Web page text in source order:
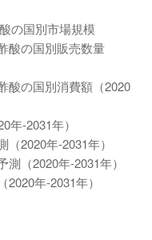
の国別市場規模
酸の国別販売数量
酸の国別消費額（2020
年-2031年）
2020年-2031年）
（2020年-2031年）
年-2031年）